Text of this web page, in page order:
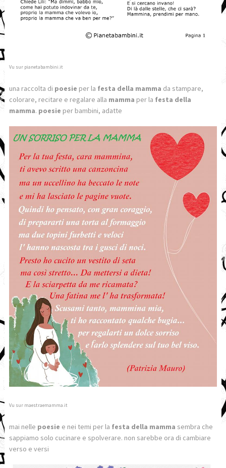
Vu sur pianetabambini.it
una raccolta di poesie per la festa della mamma da stampare,
colorare, recitare e regalare alla mamma per la festa della
mamma. poesie per bambini, adatte
Vu sur maestraemamma.it
mai nelle poesie e nei temi per la festa della mamma sembra che
sappiamo solo cucinare e spolverare. non sarebbe ora di cambiare
verso e versi